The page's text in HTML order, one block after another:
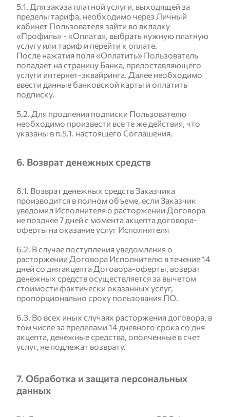
5.1. Для заказа платной услуги, выходящей за
пределы тарифа, необходимо через Личный
кабинет Пользователя зайти во вкладку
«Профиль» - «Оплата», выбрать нужную платную
услугу или тариф и перейти к оплате.
После нажатия поля «Оплатить» Пользователь
попадает на страницу Банка, предоставляющего
услуги интернет-эквайринга. Далее необходимо
ввести данные банковской карты и оплатить
подписку.
5.2. Для продления подписки Пользователю
необходимо произвести все те же действия, что
указаны в п.5.1. настоящего Соглашения.
6. Возврат денежных средств
6.1. Возврат денежных средств Заказчика
производится в полном объеме, если Заказчик
уведомил Исполнителя о расторжении Договора
не позднее 7 дней с момента акцепта договора-
оферты на оказание услуг Исполнителя
6.2. В случае поступления уведомления о
расторжении Договора Исполнителю в течение 14
дней со дня акцепта Договора-оферты, возврат
денежных средств осуществляется за вычетом
стоимости фактически оказанных услуг,
пропорционально сроку пользования ПО.
6.3. Во всех иных случаях расторжения договора, в
том числе за пределами 14 дневного срока со дня
акцепта, денежные средства, ополченные в счет
услуг, не подлежат возврату.
7. Обработка и защита персональных
данных